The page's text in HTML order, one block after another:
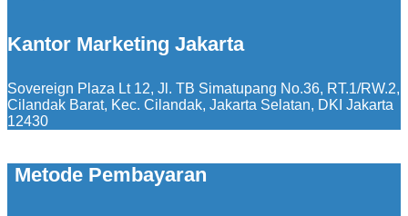
Kantor Marketing Jakarta
Sovereign Plaza Lt 12, Jl. TB Simatupang No.36, RT.1/RW.2,
Cilandak Barat, Kec. Cilandak, Jakarta Selatan, DKI Jakarta
12430
Metode Pembayaran